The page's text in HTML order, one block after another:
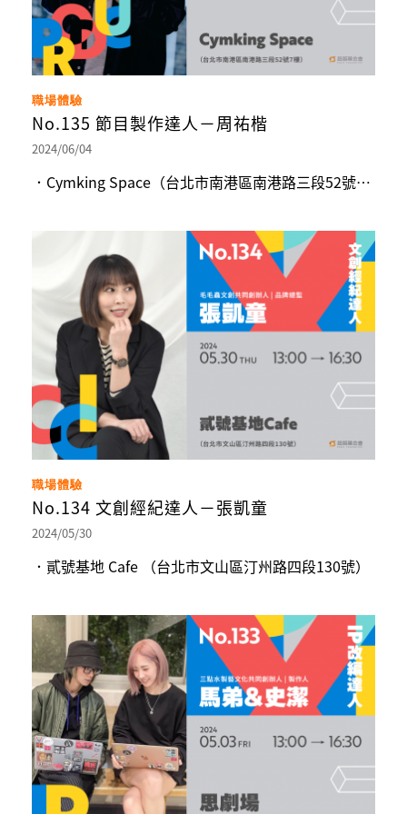
職場體驗
No.135 節目製作達人－周祐楷
2024/06/04
．Cymking Space（台北市南港區南港路三段52號7樓）
職場體驗
No.134 文創經紀達人－張凱童
2024/05/30
．貳號基地 Cafe （台北市文山區汀州路四段130號）